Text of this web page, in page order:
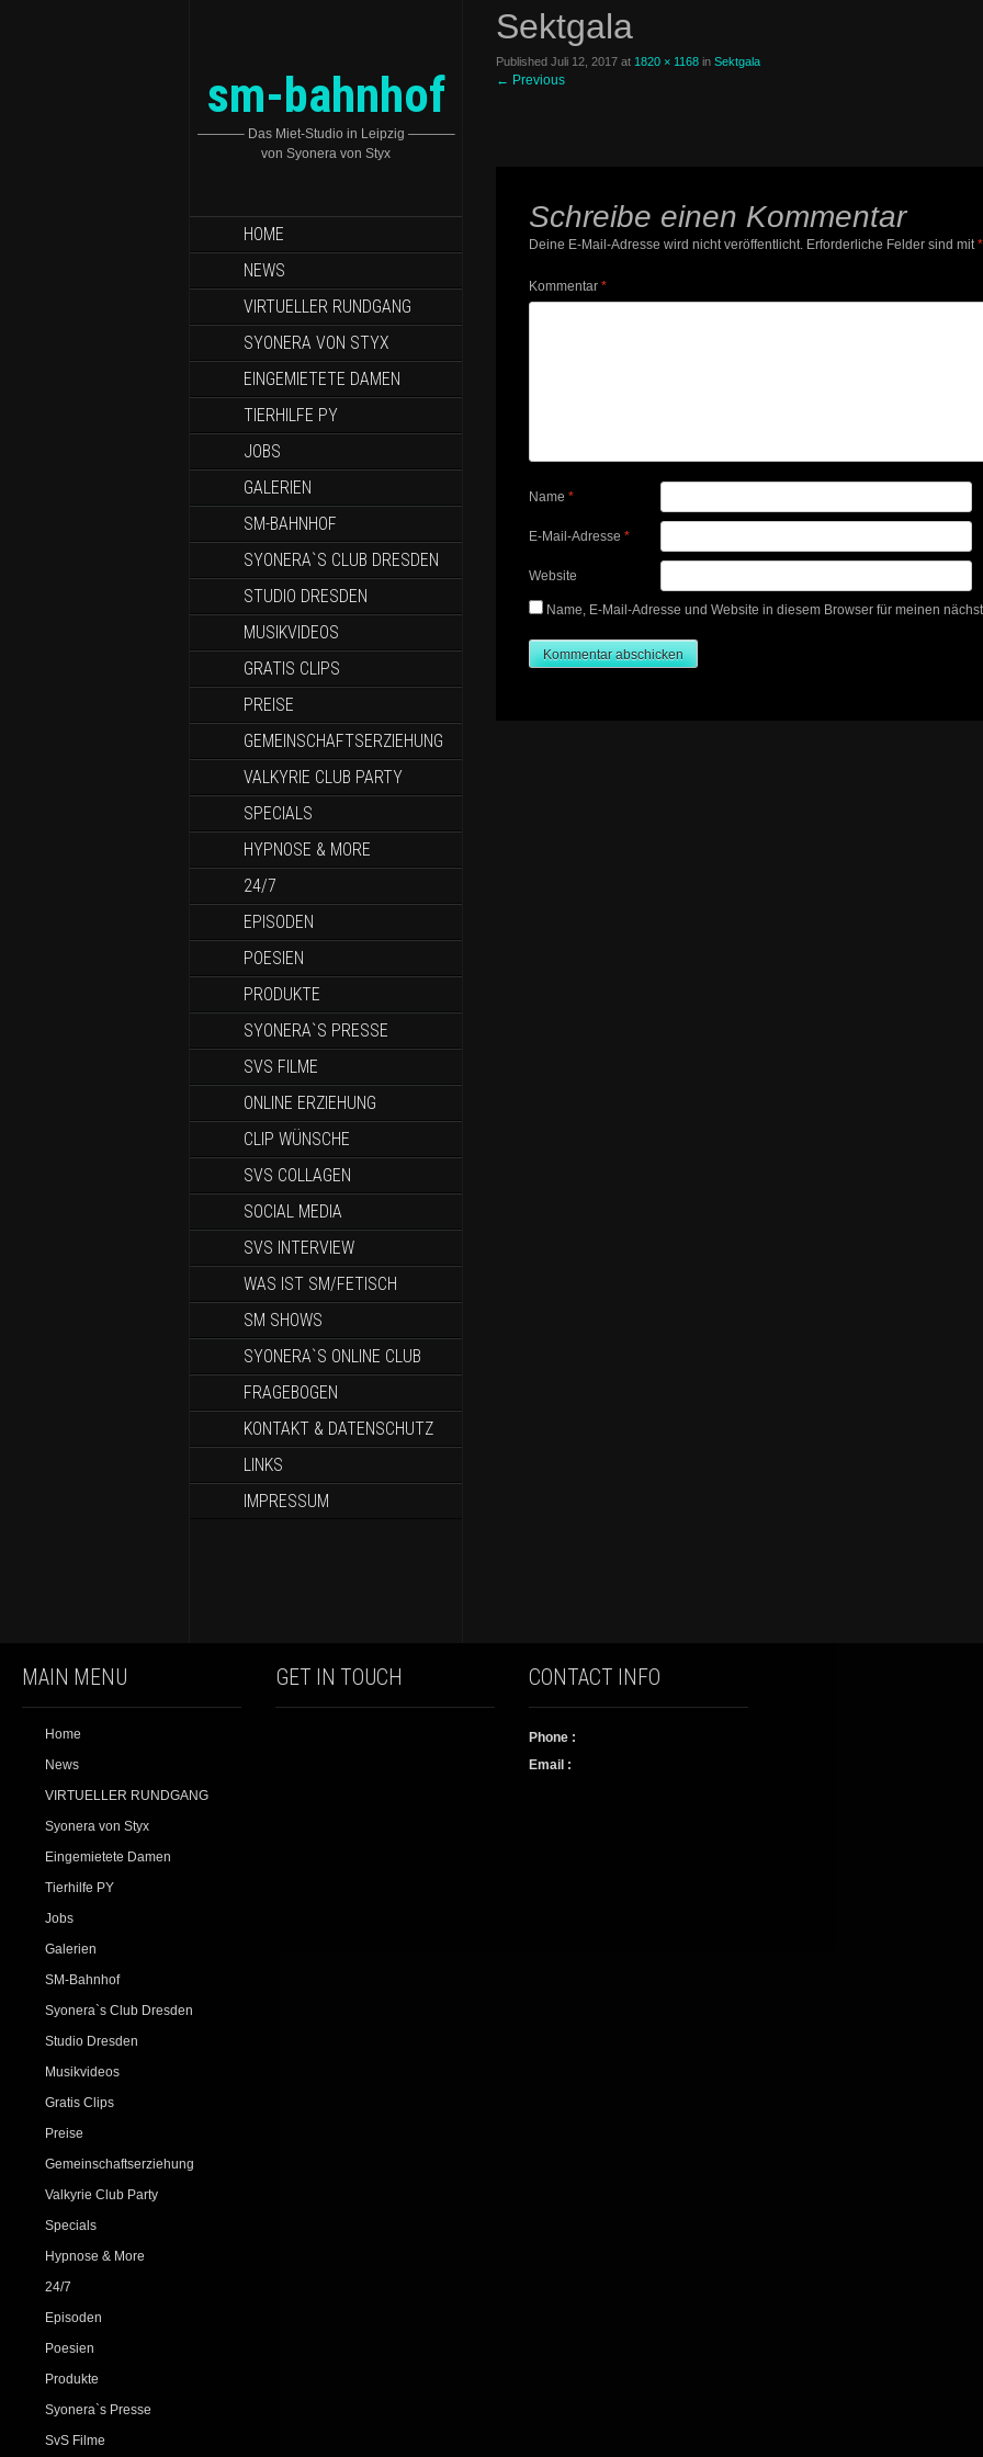
sm-bahnhof
———– Das Miet-Studio in Leipzig ———–
von Syonera von Styx
HOME
NEWS
VIRTUELLER RUNDGANG
SYONERA VON STYX
EINGEMIETETE DAMEN
TIERHILFE PY
JOBS
GALERIEN
SM-BAHNHOF
SYONERA`S CLUB DRESDEN
STUDIO DRESDEN
MUSIKVIDEOS
GRATIS CLIPS
PREISE
GEMEINSCHAFTSERZIEHUNG
VALKYRIE CLUB PARTY
SPECIALS
HYPNOSE & MORE
24/7
EPISODEN
POESIEN
PRODUKTE
SYONERA`S PRESSE
SVS FILME
ONLINE ERZIEHUNG
CLIP WÜNSCHE
SVS COLLAGEN
SOCIAL MEDIA
SVS INTERVIEW
WAS IST SM/FETISCH
SM SHOWS
SYONERA`S ONLINE CLUB
FRAGEBOGEN
KONTAKT & DATENSCHUTZ
LINKS
IMPRESSUM
Sektgala
Published Juli 12, 2017 at 1820 × 1168 in Sektgala
← Previous
Schreibe einen Kommentar
Deine E-Mail-Adresse wird nicht veröffentlicht. Erforderliche Felder sind mit*
Kommentar *
Name *
E-Mail-Adresse *
Website
Name, E-Mail-Adresse und Website in diesem Browser für meinen
MAIN MENU
Home
News
VIRTUELLER RUNDGANG
Syonera von Styx
Eingemietete Damen
Tierhilfe PY
Jobs
Galerien
SM-Bahnhof
Syonera`s Club Dresden
Studio Dresden
Musikvideos
Gratis Clips
Preise
Gemeinschaftserziehung
Valkyrie Club Party
Specials
Hypnose & More
24/7
Episoden
Poesien
Produkte
Syonera`s Presse
SvS Filme
GET IN TOUCH CONTACT INFO
Phone :
Email :